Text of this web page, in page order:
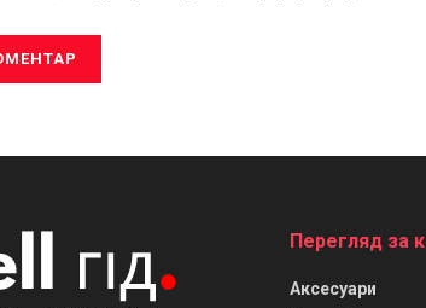
Перегляд за
Аксесуари